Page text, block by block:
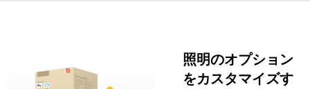
照明のオプション
をカスタマイズす